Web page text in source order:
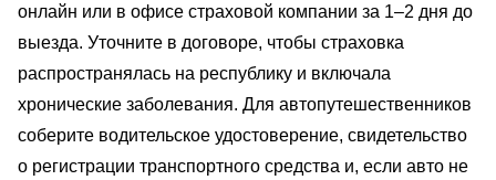
онлайн или в офисе страховой компании за 1–2 дня до
выезда. Уточните в договоре, чтобы страховка
распространялась на республику и включала
хронические заболевания. Для автопутешественников
соберите водительское удостоверение, свидетельство
о регистрации транспортного средства и, если авто не